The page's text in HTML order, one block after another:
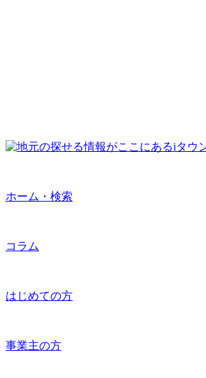
ホーム・検索
コラム
はじめての方
事業主の方